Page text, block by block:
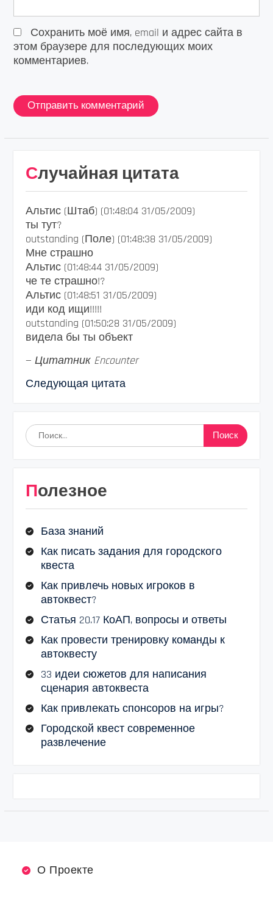
Сохранить моё имя, email и адрес сайта в
этом браузере для последующих моих
комментариев.
Случайная цитата
Альтис (Штаб) (01:48:04 31/05/2009)
ты тут?
outstanding (Поле) (01:48:38 31/05/2009)
Мне страшно
Альтис (01:48:44 31/05/2009)
че те страшно!?
Альтис (01:48:51 31/05/2009)
иди код ищи!!!!!
outstanding (01:50:28 31/05/2009)
видела бы ты объект
— Цитатник Encounter
Следующая цитата
Найти:
Полезное
База знаний
Как писать задания для городского
квеста
Как привлечь новых игроков в
автоквест?
Статья 20.17 КоАП, вопросы и ответы
Как провести тренировку команды к
автоквесту
33 идеи сюжетов для написания
сценария автоквеста
Как привлекать спонсоров на игры?
Городской квест современное
развлечение
О Проекте